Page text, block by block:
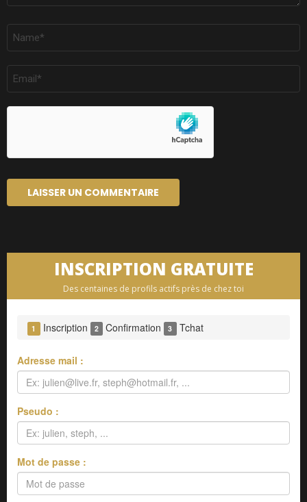
NOM
E-
MAIL
INSCRIPTION GRATUITE
Des centaines de profils actifs près de chez toi